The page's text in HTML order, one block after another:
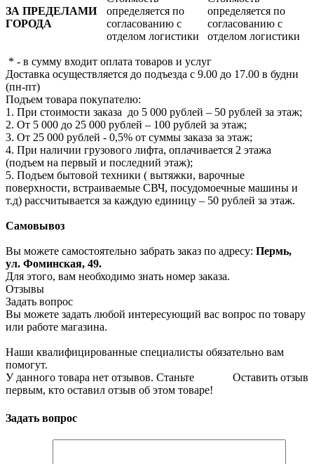
ЗА ПРЕДЕЛАМИ
ГОРОДА
определяется по
согласованию с
отделом логистики
определяется по
согласованию с
отделом логистики
* - в сумму входит оплата товаров и услуг
Доставка осуществляется до подъезда с 9.00 до 17.00 в будни
(пн-пт)
Подъем товара покупателю:
1. При стоимости заказа до 5 000 рублей – 50 рублей за этаж;
2. От 5 000 до 25 000 рублей – 100 рублей за этаж;
3. От 25 000 рублей - 0,5% от суммы заказа за этаж;
4. При наличии грузового лифта, оплачивается 2 этажа
(подъем на первый и последний этаж);
5. Подъем бытовой техники ( вытяжки, варочные
поверхности, встраиваемые СВЧ, посудомоечные машины и
т.д) рассчитывается за каждую единицу – 50 рублей за этаж.
Самовывоз
Вы можете самостоятельно забрать заказ по адресу: Пермь,
ул. Фоминская, 49.
Для этого, вам необходимо знать номер заказа.
Отзывы
Задать вопрос
Вы можете задать любой интересующий вас вопрос по товару
или работе магазина.
Наши квалифицированные специалисты обязательно вам
помогут.
Оставить отзыв
У данного товара нет отзывов. Станьте
первым, кто оставил отзыв об этом товаре!
Задать вопрос